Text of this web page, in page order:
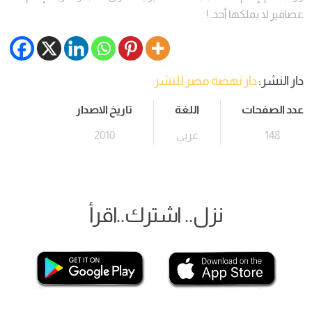
عصافير لا يملكها أحد..!
دار النشر:دار نهضة مصر للنشر
عدد الصفحات
148
اللغة
عربي
تاريخ الاصدار
2010
نزل.. اشترك..اقرأ